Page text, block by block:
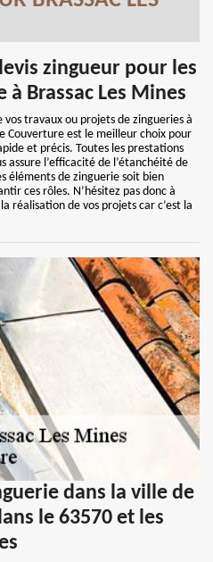
zingueur pour les
Brassac Les Mines
travaux ou projets de zingueries à
Couverture est le meilleur choix pour
et précis. Toutes les prestations
l’efficacité de l’étanchéité de
éléments de zinguerie soit bien
ces rôles. N’hésitez pas donc à
réalisation de vos projets car c’est la
dans la ville de
le 63570 et les